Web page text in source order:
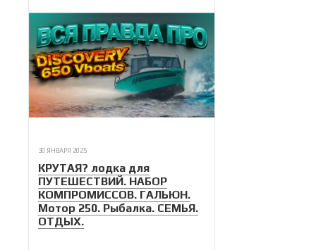
30 ЯНВАРЯ 2025
КРУТАЯ? лодка для
ПУТЕШЕСТВИЙ. НАБОР
КОМПРОМИССОВ. ГАЛЬЮН.
Мотор 250. Рыбалка. СЕМЬЯ.
ОТДЫХ.